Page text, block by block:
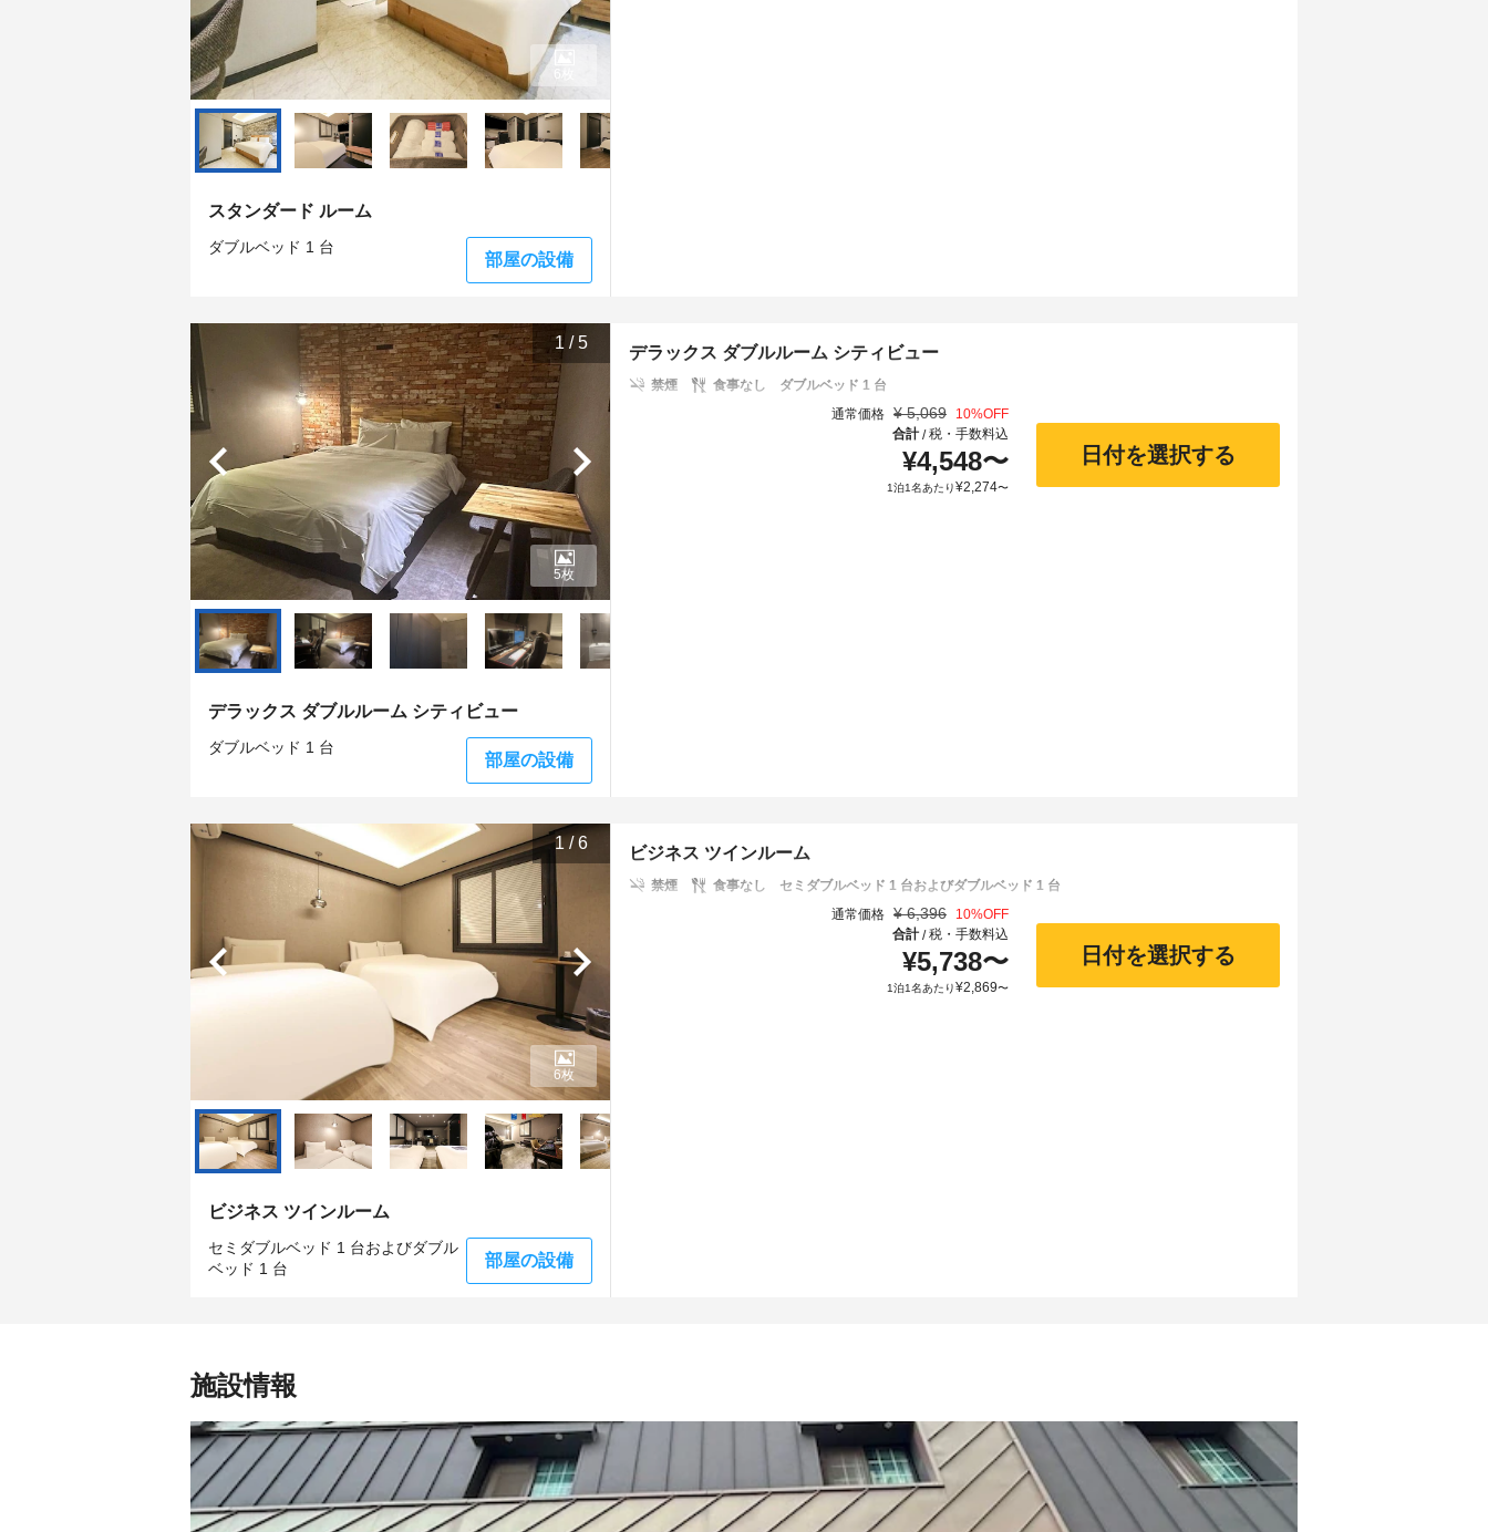
スタンダード ルーム
ダブルベッド 1 台
部屋の設備
1 /5
デラックス ダブルルーム シティビュー
ダブルベッド 1 台
部屋の設備
5枚
デラックス ダブルルーム シティビュー
禁煙 食事なし
ダブルベッド 1 台
通常価格 ¥ 5,069 10%OFF
合計/税・手数料込
¥4,548〜
1泊1名あたり¥2,274〜
日付を選択する
1 /6
ビジネス ツインルーム
セミダブルベッド 1 台およびダブル
ベッド 1 台
部屋の設備
6枚
ビジネス ツインルーム
禁煙 食事なし
セミダブルベッド 1 台およびダブルベッド 1 台
通常価格 ¥ 6,396 10%OFF
合計/税・手数料込
¥5,738〜
1泊1名あたり¥2,869〜
日付を選択する
施設情報